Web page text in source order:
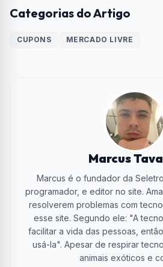
Categorias do Artigo
CUPONS MERCADO LIVRE
Marcus
Marcus é o fundador da
programador, e editor no site.
resolverem problemas com
esse site. Segundo ele: "A
facilitar a vida das pessoas,
usá-la". Apesar de respirar
animais exóticos e